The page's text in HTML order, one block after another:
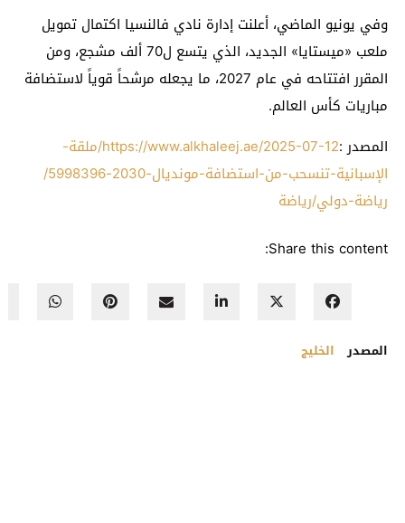
وفي يونيو الماضي، أعلنت إدارة نادي فالنسيا اكتمال تمويل
ملعب «ميستايا» الجديد، الذي يتسع ل70 ألف مشجع، ومن
المقرر افتتاحه في عام 2027، ما يجعله مرشحاً قوياً لاستضافة
مباريات كأس العالم.
المصدر :
https://www.alkhaleej.ae/2025-07-12/ملقة-
الإسبانية-تنسحب-من-استضافة-مونديال-2030-5998396/
رياضة-دولي/رياضة
Share this content:
المصدر الخليج